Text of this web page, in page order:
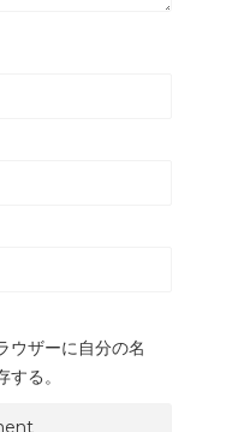
ウザーに自分の名
る。